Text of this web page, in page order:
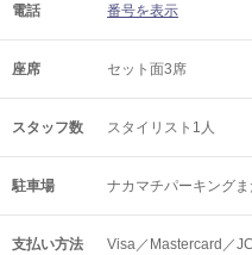
電話 番号を表示
座席 セット面3席
スタッフ数 スタイリスト1人
駐車場 ナカマチパーキング
支払い方法
Visa／Mastercard／